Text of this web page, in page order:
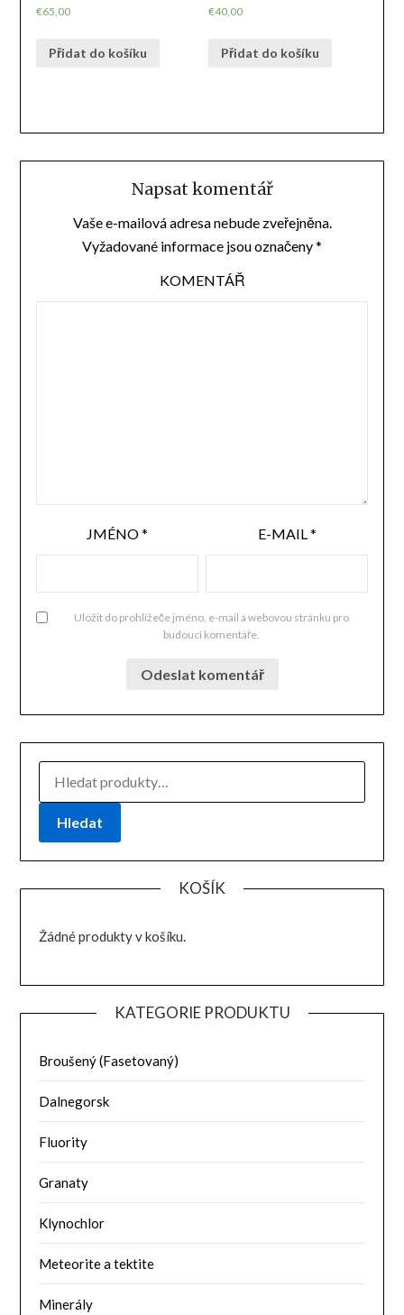
€65,00
Přidat do košíku
€40,00
Přidat do košíku
Napsat komentář
Vaše e-mailová adresa nebude zveřejněna.
Vyžadované informace jsou označeny*
KOMENTÁŘ
JMÉNO* E-MAIL *
Uložit do prohlížeče jméno, e-mail a webovou stránku pro
budoucí komentáře.
Hledat
KOŠÍK
Žádné produkty v košíku.
KATEGORIE PRODUKTU
Broušený (Fasetovaný)
Dalnegorsk
Fluority
Granaty
Klynochlor
Meteorite a tektite
Minerály